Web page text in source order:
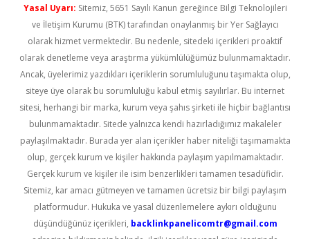
Yasal Uyarı: Sitemiz, 5651 Sayılı Kanun gereğince Bilgi Teknolojileri
ve İletişim Kurumu (BTK) tarafından onaylanmış bir Yer Sağlayıcı
olarak hizmet vermektedir. Bu nedenle, sitedeki içerikleri proaktif
olarak denetleme veya araştırma yükümlülüğümüz bulunmamaktadır.
Ancak, üyelerimiz yazdıkları içeriklerin sorumluluğunu taşımakta olup,
siteye üye olarak bu sorumluluğu kabul etmiş sayılırlar. Bu internet
sitesi, herhangi bir marka, kurum veya şahıs şirketi ile hiçbir bağlantısı
bulunmamaktadır. Sitede yalnızca kendi hazırladığımız makaleler
paylaşılmaktadır. Burada yer alan içerikler haber niteliği taşımamakta
olup, gerçek kurum ve kişiler hakkında paylaşım yapılmamaktadır.
Gerçek kurum ve kişiler ile isim benzerlikleri tamamen tesadüfidir.
Sitemiz, kar amacı gütmeyen ve tamamen ücretsiz bir bilgi paylaşım
platformudur. Hukuka ve yasal düzenlemelere aykırı olduğunu
düşündüğünüz içerikleri, backlinkpanelicomtr@gmail.com